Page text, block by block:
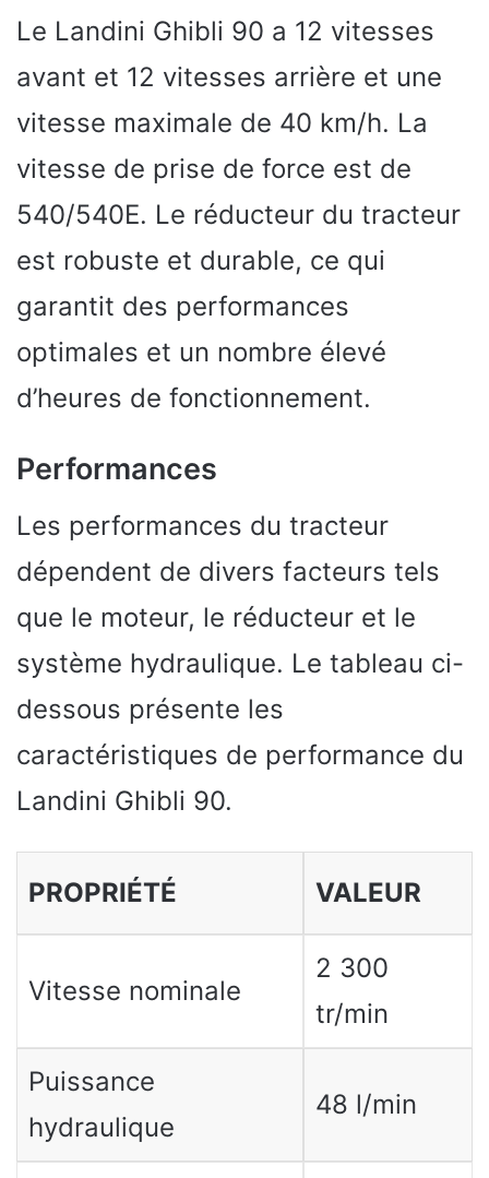
Le Landini Ghibli 90 a 12 vitesses
avant et 12 vitesses arrière et une
vitesse maximale de 40 km/h. La
vitesse de prise de force est de
540/540E. Le réducteur du tracteur
est robuste et durable, ce qui
garantit des performances
optimales et un nombre élevé
d’heures de fonctionnement.
Performances
Les performances du tracteur
dépendent de divers facteurs tels
que le moteur, le réducteur et le
système hydraulique. Le tableau ci-
dessous présente les
caractéristiques de performance du
Landini Ghibli 90.
PROPRIÉTÉ VALEUR
Vitesse nominale
2 300
tr/min
Puissance
hydraulique
48 l/min